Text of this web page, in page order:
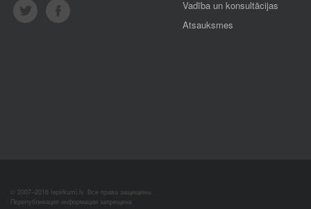
Vadība un konsultācijas
Atsauksmes
© 2007–2016 Iepirkumi.lv. Все права защищены.
Перепубликация информации запрещена